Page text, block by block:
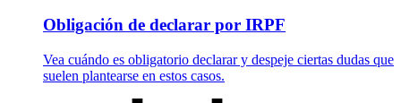
Obligación de declarar por IRPF
Vea cuándo es obligatorio declarar y despeje ciertas dudas que
suelen plantearse en estos casos.